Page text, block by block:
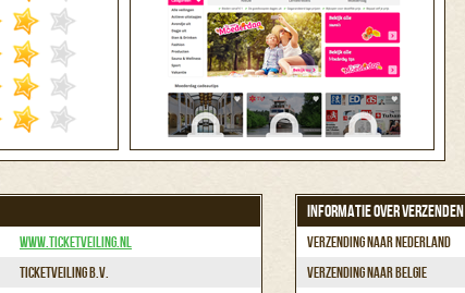
www.ticketveiling.nl
TicketVeiling B.V.
INFORMATIE OVER VERZENDEN
Verzending naar Nederland
Verzending naar Belgie